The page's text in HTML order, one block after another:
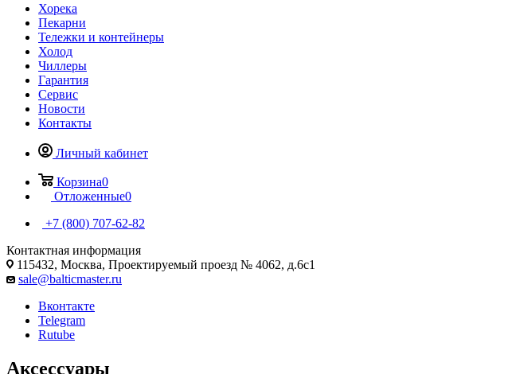
Хорека
Пекарни
Тележки и контейнеры
Холод
Чиллеры
Гарантия
Сервис
Новости
Контакты
Личный кабинет
Корзина0
Отложенные0
+7 (800) 707-62-82
Контактная информация
115432, Москва, Проектируемый проезд № 4062, д.6с1
sale@balticmaster.ru
Вконтакте
Telegram
Rutube
Аксессуары